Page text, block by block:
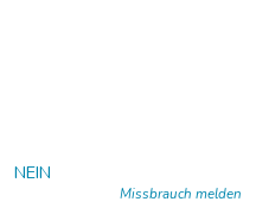
NEIN
Missbrauch melden